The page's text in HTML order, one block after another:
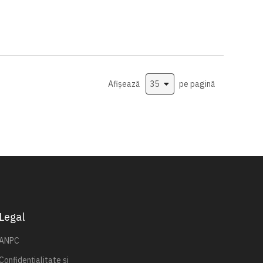
Afișează
pe pagină
Legal
Confidențialitate și